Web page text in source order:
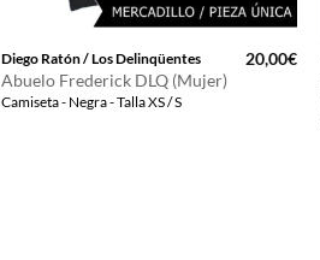
Diego Ratón / Los Delinqüentes
Abuelo Frederick DLQ (Mujer)
Camiseta - Negra - Talla XS / S
20,00€